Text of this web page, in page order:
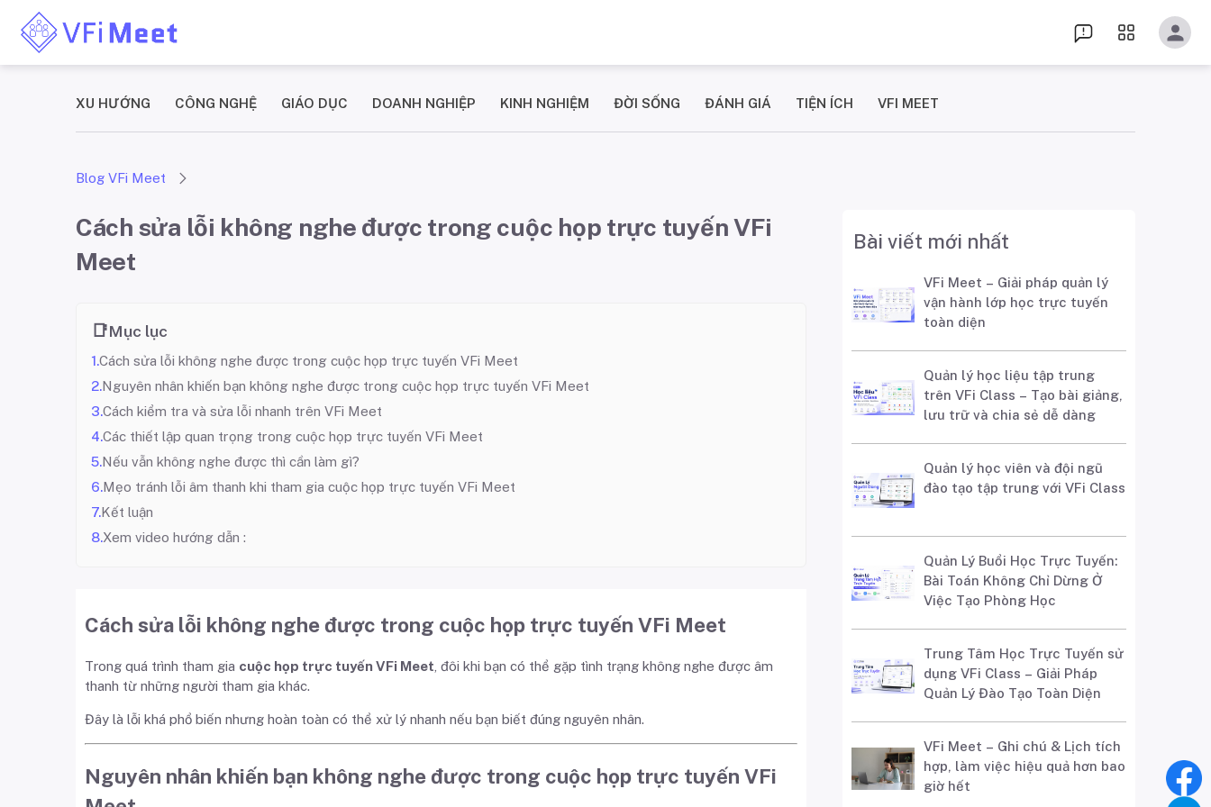
XU HƯỚNG CÔNG NGHỆ GIÁO DỤC DOANH NGHIỆP KINH NGHIỆM ĐỜI SỐNG ĐÁNH GIÁ TIỆN ÍCH VFI MEET
Blog VFi Meet
Cách sửa lỗi không nghe được trong cuộc họp trực tuyến VFi
Meet
Mục lục
Cách sửa lỗi không nghe được trong cuộc họp trực tuyến VFi Meet
Nguyên nhân khiến bạn không nghe được trong cuộc họp trực tuyến VFi Meet
Cách kiểm tra và sửa lỗi nhanh trên VFi Meet
Các thiết lập quan trọng trong cuộc họp trực tuyến VFi Meet
Nếu vẫn không nghe được thì cần làm gì?
Mẹo tránh lỗi âm thanh khi tham gia cuộc họp trực tuyến VFi Meet
Kết luận
Xem video hướng dẫn :
Cách sửa lỗi không nghe được trong cuộc họp trực tuyến VFi Meet
Trong quá trình tham gia cuộc họp trực tuyến VFi Meet , đôi khi bạn có thể gặp tình trạng không nghe được âm
thanh từ những người tham gia khác.
Đây là lỗi khá phổ biến nhưng hoàn toàn có thể xử lý nhanh nếu bạn biết đúng nguyên nhân.
Nguyên nhân khiến bạn không nghe được trong cuộc họp trực tuyến VFi
Bài viết mới nhất
VFi Meet – Giải pháp quản lý
vận hành lớp học trực tuyến
toàn diện
Quản lý học liệu tập trung
trên VFi Class – Tạo bài giảng,
lưu trữ và chia sẻ dễ dàng
Quản lý học viên và đội ngũ
đào tạo tập trung với VFi Class
Quản Lý Buổi Học Trực Tuyến:
Bài Toán Không Chỉ Dừng Ở
Việc Tạo Phòng Học
Trung Tâm Học Trực Tuyến sử
dụng VFi Class – Giải Pháp
Quản Lý Đào Tạo Toàn Diện
VFi Meet – Ghi chú & Lịch tích
hợp, làm việc hiệu quả hơn bao
giờ hết